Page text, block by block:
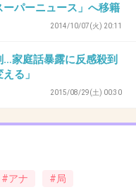
いのカップルだ
子供の話にも需
教だけがネックだ
パーニュース」へ移籍
2014/10/07(火) 20:11
家庭話暴露に反感殺到
る」
2015/08/29(土) 00:30
#アナ #局